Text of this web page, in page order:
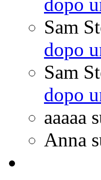
dopo
Sam
dopo
Sam
dopo
aaaaa
Anna